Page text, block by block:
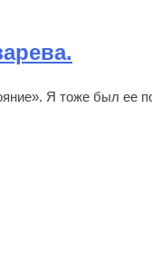
Я тоже был ее